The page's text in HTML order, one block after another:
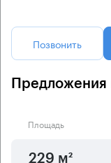
Позвонить
Площадь
229 м²